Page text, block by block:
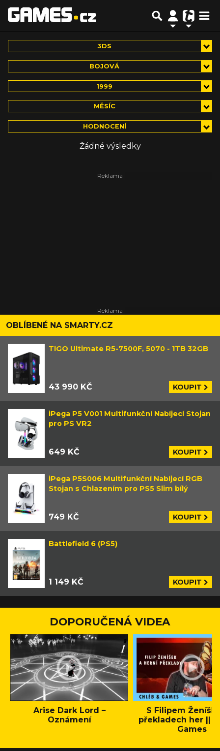
3DS
BOJOVÁ
1999
MĚSÍC
HODNOCENÍ
Žádné výsledky
OBLÍBENÉ NA SMARTY.CZ
TIGO Ultimate R5-7500F, 5070 - 1TB 32GB
43 990 KČ KOUPIT
iPega P5 V001 Multifunkční Nabíjecí Stojan
pro PS VR2
649 KČ KOUPIT
iPega P5S006 Multifunkční Nabíjecí RGB
Stojan s Chlazením pro PS5 Slim bílý
749 KČ KOUPIT
Battlefield 6 (PS5)
1 149 KČ KOUPIT
DOPORUČENÁ VIDEA
Arise Dark Lord –
Oznámení
S Filipem
překladech her ||
Games